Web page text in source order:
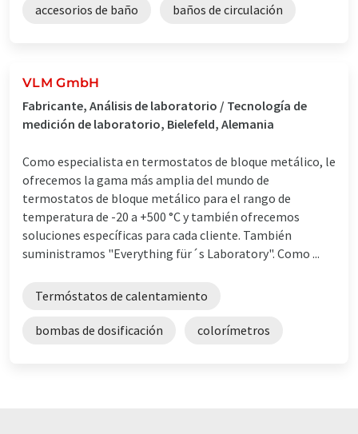
accesorios de baño baños de circulación
VLM GmbH
Fabricante, Análisis de laboratorio / Tecnología de
medición de laboratorio, Bielefeld, Alemania
Como especialista en termostatos de bloque metálico, le
ofrecemos la gama más amplia del mundo de
termostatos de bloque metálico para el rango de
temperatura de -20 a +500 °C y también ofrecemos
soluciones específicas para cada cliente. También
suministramos "Everything für´s Laboratory". Como ...
Termóstatos de calentamiento
bombas de dosificación colorímetros